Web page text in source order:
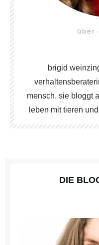
über
brigid
mensch. sie bloggt
leben mit tieren
DIE